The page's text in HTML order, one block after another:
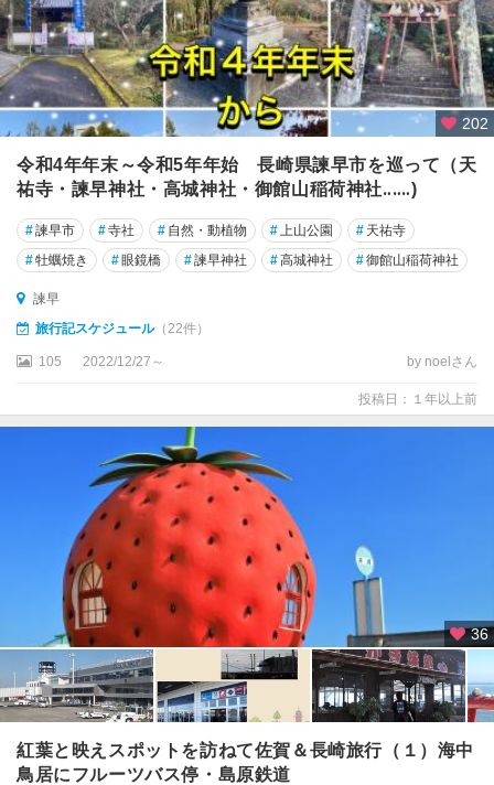
202
令和4年年末～令和5年年始 長崎県諫早市を巡って（天
祐寺・諫早神社・高城神社・御館山稲荷神社‥‥‥)
#諫早市 #寺社 # 自然・動植物 # 上山公園 # 天祐寺
#牡蠣焼き #眼鏡橋 #諫早神社 #高城神社 #御館山稲荷神社
諫早
旅行記スケジュール（22件）
105 2022/12/27～ by noelさん
投稿日：１年以上前
36
紅葉と映えスポットを訪ねて佐賀＆長崎旅行（１）海中
鳥居にフルーツバス停・島原鉄道